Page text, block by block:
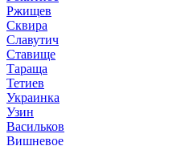
Ржищев
Сквира
Славутич
Ставище
Тараща
Тетиев
Украинка
Узин
Васильков
Вишневое